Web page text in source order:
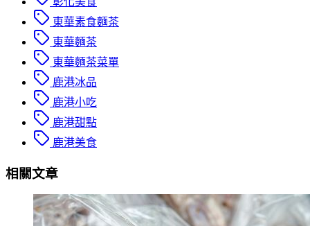
東華素食麵茶
東華麵茶
東華麵茶菜單
鹿港冰品
鹿港小吃
鹿港甜點
鹿港美食
相關文章